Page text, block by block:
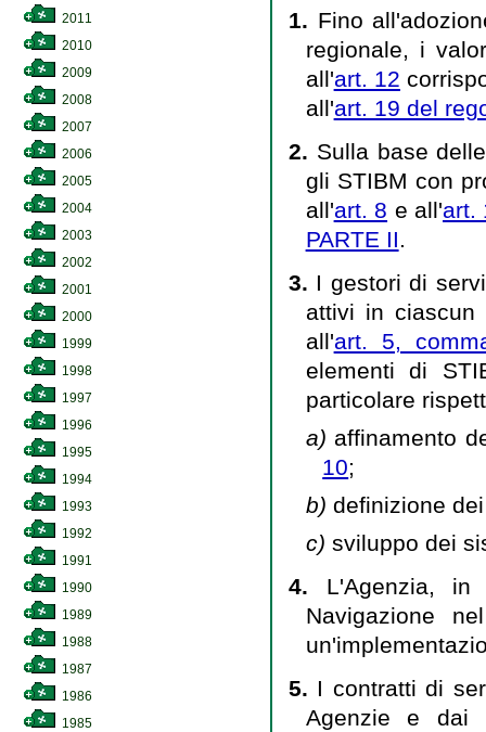
2011
2010
2009
2008
2007
2006
2005
2004
2003
2002
2001
2000
1999
1998
1997
1996
1995
1994
1993
1992
1991
1990
1989
1988
1987
1986
1985
1. Fino
regionale, i
all'art. 12
all'art. 19 del
2. Sulla base
gli STIBM con
all'art. 8 e all'art.
PARTE II.
3. I gestori di
attivi in
all'art. 5,
elementi di
particolare
a) affinamento
10;
b) definizione
c) sviluppo dei
4. L'Agenzia,
Navigazione
5. I contratti di
Agenzie e dai